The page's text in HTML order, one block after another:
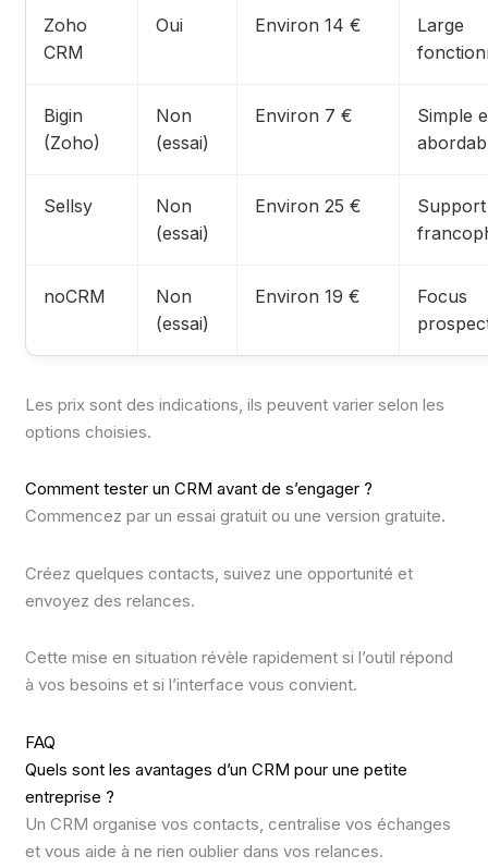
Zoho
CRM
Oui Environ 14 €
Large
Bigin
(Zoho)
Non
(essai)
Environ 7 €
Simple
Sellsy
Non
(essai)
Environ 25 €
Support
noCRM
Non
(essai)
Environ 19 €
Focus
Les prix sont des indications, ils peuvent varier selon les
options choisies.
Comment tester un CRM avant de s’engager ?
Commencez par un essai gratuit ou une version gratuite.
Créez quelques contacts, suivez une opportunité et
envoyez des relances.
Cette mise en situation révèle rapidement si l’outil répond
à vos besoins et si l’interface vous convient.
FAQ
Quels sont les avantages d’un CRM pour une petite
entreprise ?
Un CRM organise vos contacts, centralise vos échanges
et vous aide à ne rien oublier dans vos relances.